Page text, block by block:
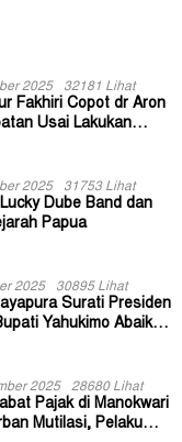
2025 32181 Lihat
Fakhiri Copot dr Aron
Usai Lakukan
2025 31753 Lihat
Dube Band dan
Papua
2025 30895 Lihat
Surati Presiden
Yahukimo Abaikan
2025 28680 Lihat
Pajak di Manokwari
Mutilasi, Pelaku